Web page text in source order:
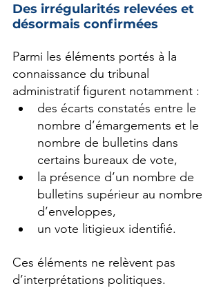
Des irrégularités relevées et
désormais confirmées
Parmi les éléments portés à la
connaissance du tribunal
administratif figurent notamment :
des écarts constatés entre le
nombre d’émargements et le
nombre de bulletins dans
certains bureaux de vote,
la présence d’un nombre de
bulletins supérieur au nombre
d’enveloppes,
un vote litigieux identifié.
Ces éléments ne relèvent pas
d’interprétations politiques.